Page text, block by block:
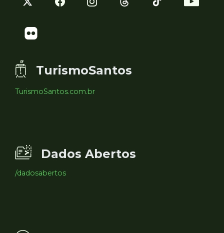
TurismoSantos
TurismoSantos.com.br
Dados Abertos
/dadosabertos